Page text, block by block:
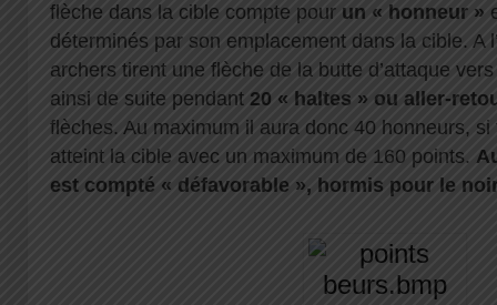
flèche dans la cible compte pour un « honneur »
déterminés par son emplacement dans la cible. A
archers tirent une flèche de la butte d’attaque
ainsi de suite pendant 20 « haltes » ou aller-
flèches. Au maximum il aura donc 40 honneurs,
atteint la cible avec un maximum de 160 points.
est compté « défavorable », hormis pour le